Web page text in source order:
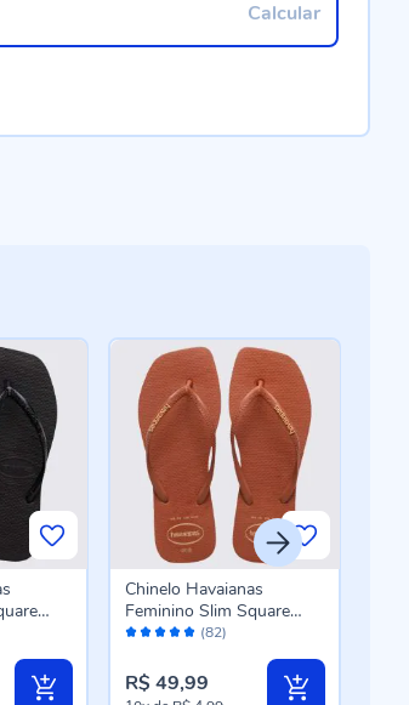
Calcular
Avaliação: (82)
Chinelo Havaianas
Feminino Slim Square
Logo Pop Up Ferrugem
R$ 49,99